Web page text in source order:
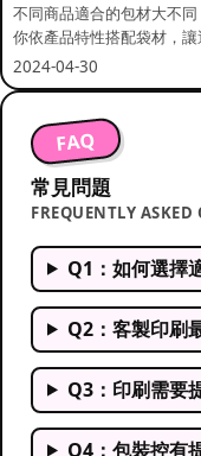
不同商品適合的包材大不
你依產品特性搭配袋材，讓
更安全。
2024-04-30
FAQ
常見問題
FREQUENTLY ASKED
Q1：如何選擇
Q2：客製印刷
Q3：印刷需要
Q4：包裝控有